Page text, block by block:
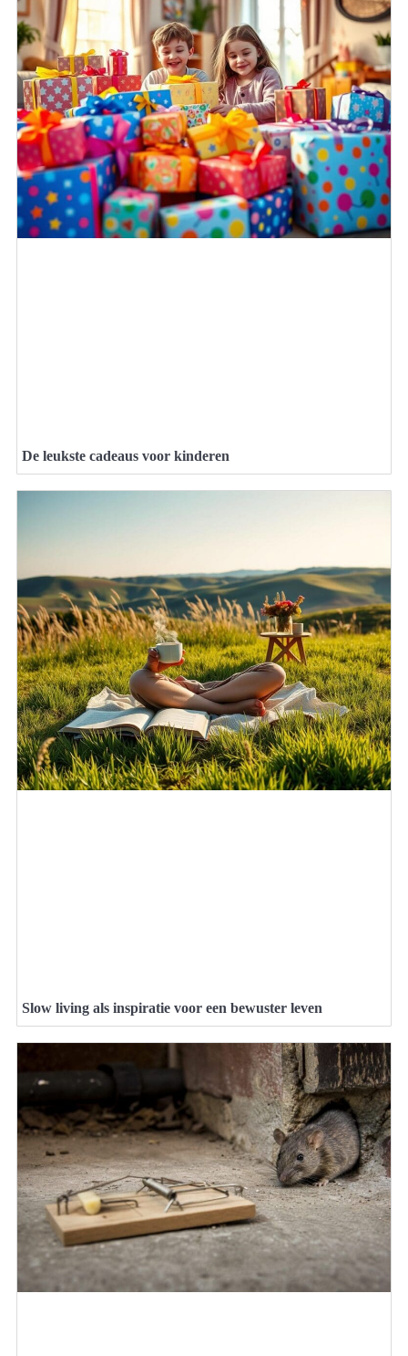
De leukste cadeaus voor kinderen
Slow living als inspiratie voor een bewuster leven